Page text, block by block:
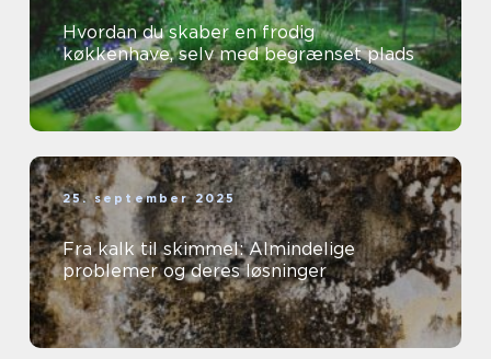
Hvordan du skaber en frodig
køkkenhave, selv med begrænset plads
25. september 2025
Fra kalk til skimmel: Almindelige
problemer og deres løsninger